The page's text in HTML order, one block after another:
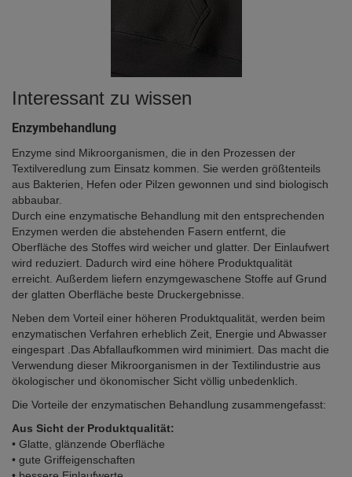
Interessant zu wissen
Enzymbehandlung
Enzyme sind Mikroorganismen, die in den Prozessen der
Textilveredlung zum Einsatz kommen. Sie werden größtenteils
aus Bakterien, Hefen oder Pilzen gewonnen und sind biologisch
abbaubar.
Durch eine enzymatische Behandlung mit den entsprechenden
Enzymen werden die abstehenden Fasern entfernt, die
Oberfläche des Stoffes wird weicher und glatter. Der Einlaufwert
wird reduziert. Dadurch wird eine höhere Produktqualität
erreicht. Außerdem liefern enzymgewaschene Stoffe auf Grund
der glatten Oberfläche beste Druckergebnisse.
Neben dem Vorteil einer höheren Produktqualität, werden beim
enzymatischen Verfahren erheblich Zeit, Energie und Abwasser
eingespart .Das Abfallaufkommen wird minimiert. Das macht die
Verwendung dieser Mikroorganismen in der Textilindustrie aus
ökologischer und ökonomischer Sicht völlig unbedenklich.
Die Vorteile der enzymatischen Behandlung zusammengefasst:
Aus Sicht der Produktqualität:
• Glatte, glänzende Oberfläche
• gute Griffeigenschaften